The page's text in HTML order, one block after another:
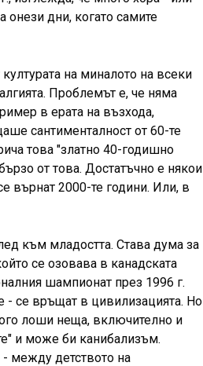
онези дни, когато самите
на миналото на всеки
Проблемът е, че няма
в ерата на възхода,
сантименталност от 60-те
това "златно 40-годишно
от това. Достатъчно е някои
върнат 2000-те години. Или, в
към младостта. Става дума за
се озовава в канадската
шампионат през 1996 г.
- се връщат в цивилизацията. Но
лоши неща, включително и
и може би канибализъм.
между детството на